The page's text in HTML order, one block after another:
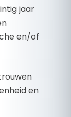
jaar
en/of
en